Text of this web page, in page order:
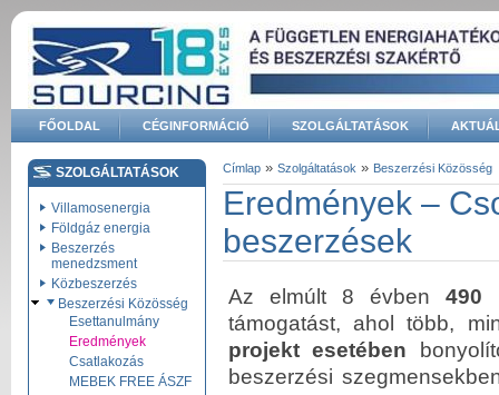
Ugrás a tartalomra
FŐOLDAL CÉGINFORMÁCIÓ SZOLGÁLTATÁSOK
Keresés űrlap
SZOLGÁLTATÁSOK
Villamosenergia
Földgáz energia
Beszerzés
menedzsment
Közbeszerzés
Beszerzési Közösség
Esettanulmány
Eredmények
Csatlakozás
MEBEK FREE ÁSZF
Jelenlegi hely
Címlap » Szolgáltatások » Beszerzési Közösség
Eredmények –
beszerzések
Az elmúlt 8 évben 490
támogatást, ahol több,
projekt esetében
beszerzési